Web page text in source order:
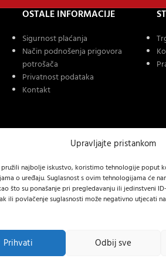
Upravljajte pristankom
najbolje iskustvo, koristimo tehnologije poput
o uređaju. Suglasnost s ovim tehnologijama će
što su ponašanje pri pregledavanju ili jedinstveni
ili povlačenje suglasnosti može negativno utjecati
Prihvati Odbij sve
OSTALE INFORMACIJE
Sigurnost plaćanja
Način podnošenja prigovora
potrošača
Privatnost podataka
Kontakt